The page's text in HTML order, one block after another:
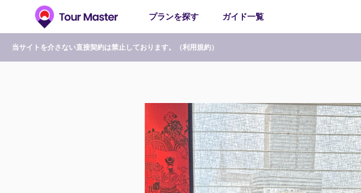
プランを探す ガイド一覧
当サイトを介さない直接契約は禁止しております。（利用規約）